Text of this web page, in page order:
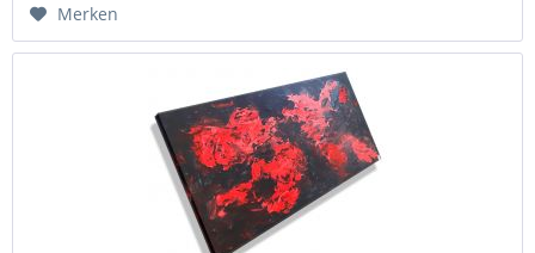
Merken